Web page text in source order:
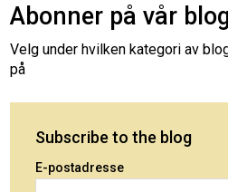
Abonner på vår
Velg under hvilken kategori av
på
Subscribe to the blog
E-postadresse